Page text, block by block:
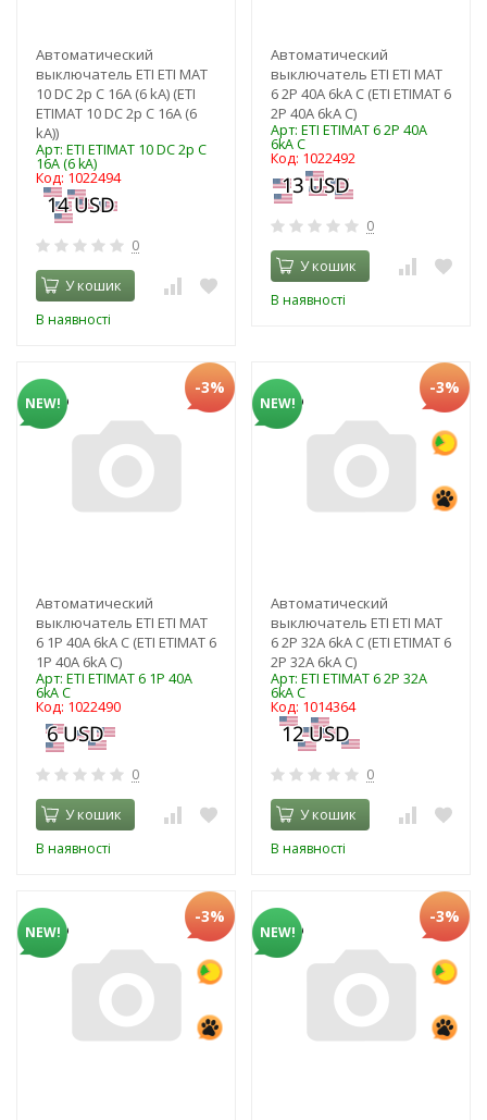
Автоматический
выключатель ETI ЕТІ MAT
10 DC 2p C 16A (6 kA) (ЕТІ
ETIMAT 10 DC 2p C 16A (6
kA))
Арт: ЕТІ ETIMAT 10 DC 2p C
16A (6 kA)
Код: 1022494
0
У кошик
В наявності
Автоматический
выключатель ETI ЕТІ MAT
6 2Р 40А 6kA C (ЕТІ ETIMAT 6
2Р 40А 6kA C)
Арт: ЕТІ ETIMAT 6 2Р 40А
6kA C
Код: 1022492
0
У кошик
В наявності
NEW!
-3%
Автоматический
выключатель ETI ЕТІ MAT
6 1Р 40А 6kA C (ЕТІ ETIMAT 6
1Р 40А 6kA C)
Арт: ЕТІ ETIMAT 6 1Р 40А
6kA C
Код: 1022490
0
У кошик
В наявності
NEW!
-3%
Автоматический
выключатель ETI ЕТІ MAT
6 2Р 32А 6kA C (ЕТІ ETIMAT 6
2Р 32А 6kA C)
Арт: ЕТІ ETIMAT 6 2Р 32А
6kA C
Код: 1014364
0
У кошик
В наявності
NEW!
-3%
NEW!
-3%